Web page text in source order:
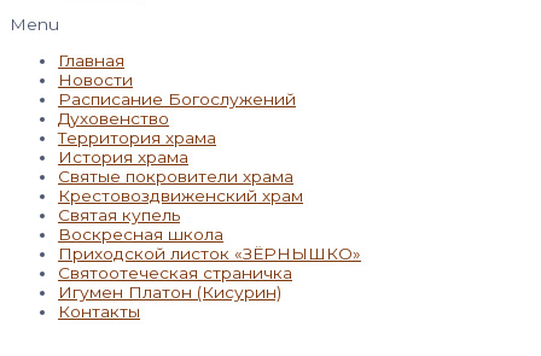
Menu
Главная
Новости
Расписание Богослужений
Духовенство
Территория храма
История храма
Святые покровители храма
Крестовоздвиженский храм
Святая купель
Воскресная школа
Приходской листок «ЗЁРНЫШКО»
Святоотеческая страничка
Игумен Платон (Кисурин)
Контакты